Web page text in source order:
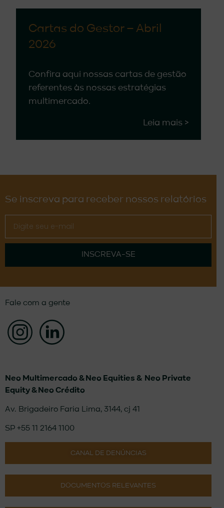
Cartas do Gestor – Abril
2026
Confira aqui nossas cartas de gestão
referentes às nossas estratégias
multimercado.
Leia mais >
Se inscreva para receber nossos relatórios
INSCREVA-SE
Fale com a gente
Neo Multimercado & Neo Equities & Neo Private
Equity & Neo Crédito
Av. Brigadeiro Faria Lima, 3144, cj 41
SP +55 11 2164 1100
CANAL DE DENÚNCIAS
DOCUMENTOS RELEVANTES